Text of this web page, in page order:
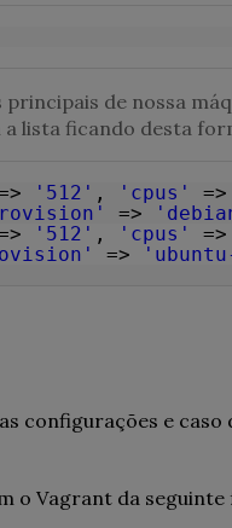
de nossa
lista ficando desta
'512' , 'cpus' =>
=>
'512' , 'cpus' =>
=>
e caso
Vagrant da seguinte